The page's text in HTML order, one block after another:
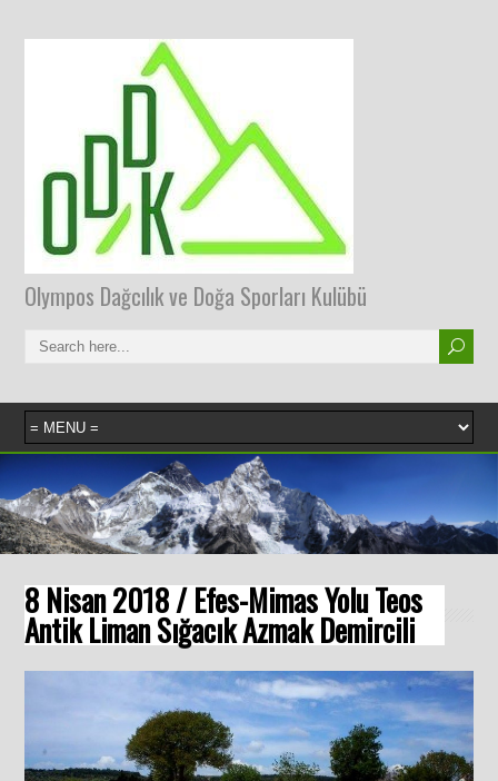
Olympos Dağcılık ve Doğa Sporları Kulübü
8 Nisan 2018 / Efes-Mimas Yolu Teos
Antik Liman Sığacık Azmak Demircili